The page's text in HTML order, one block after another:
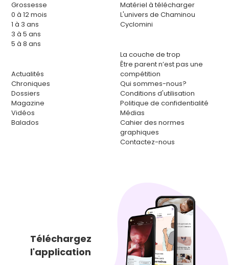
Grossesse
0 à 12 mois
1 à 3 ans
3 à 5 ans
5 à 8 ans
Actualités
Chroniques
Dossiers
Magazine
Vidéos
Balados
Matériel à télécharger
L'univers de Chaminou
Cyclomini
La couche de trop
Être parent n’est pas une
compétition
Qui sommes-nous?
Conditions d'utilisation
Politique de confidentialité
Médias
Cahier des normes
graphiques
Contactez-nous
Téléchargez
l'application